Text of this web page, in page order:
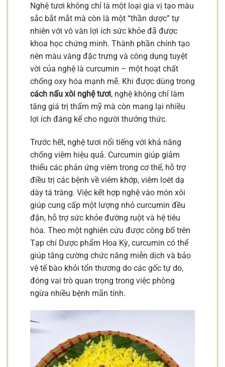
Nghệ tươi không chỉ là một loại gia vị tạo màu
sắc bắt mắt mà còn là một “thần dược” tự
nhiên với vô vàn lợi ích sức khỏe đã được
khoa học chứng minh. Thành phần chính tạo
nên màu vàng đặc trưng và công dụng tuyệt
vời của nghệ là curcumin – một hoạt chất
chống oxy hóa mạnh mẽ. Khi được dùng trong
cách nấu xôi nghệ tươi, nghệ không chỉ làm
tăng giá trị thẩm mỹ mà còn mang lại nhiều
lợi ích đáng kể cho người thưởng thức.
Trước hết, nghệ tươi nổi tiếng với khả năng
chống viêm hiệu quả. Curcumin giúp giảm
thiểu các phản ứng viêm trong cơ thể, hỗ trợ
điều trị các bệnh về viêm khớp, viêm loét dạ
dày tá tràng. Việc kết hợp nghệ vào món xôi
giúp cung cấp một lượng nhỏ curcumin đều
đặn, hỗ trợ sức khỏe đường ruột và hệ tiêu
hóa. Theo một nghiên cứu được công bố trên
Tạp chí Dược phẩm Hoa Kỳ, curcumin có thể
giúp tăng cường chức năng miễn dịch và bảo
vệ tế bào khỏi tổn thương do các gốc tự do,
đóng vai trò quan trọng trong việc phòng
ngừa nhiều bệnh mãn tính.